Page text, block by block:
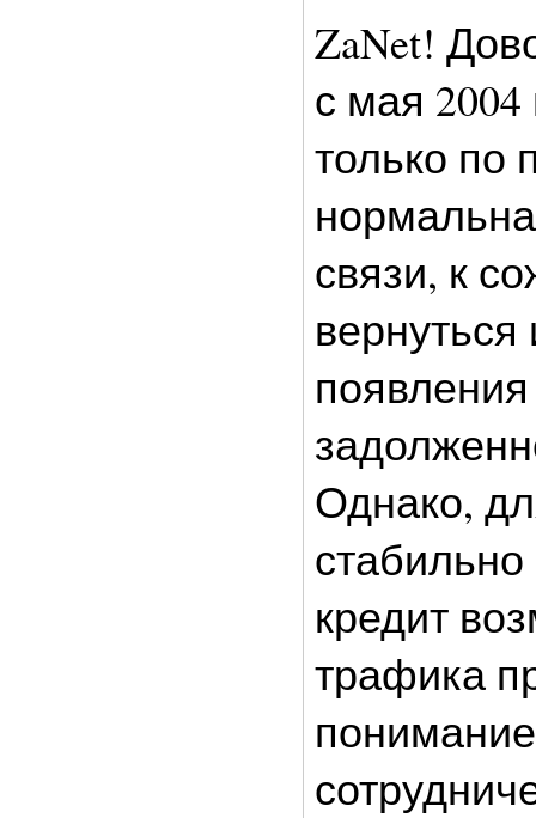
ZaNet!
с мая 2004
только по
связи, к
Однако,
кредит
трафика